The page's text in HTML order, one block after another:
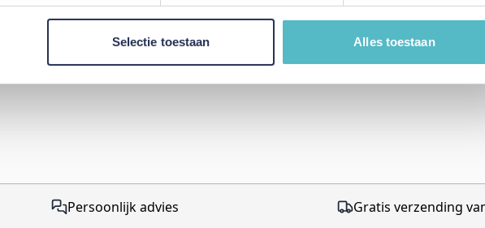
Selectie toestaan Alles toestaan
Persoonlijk advies Gratis verzending